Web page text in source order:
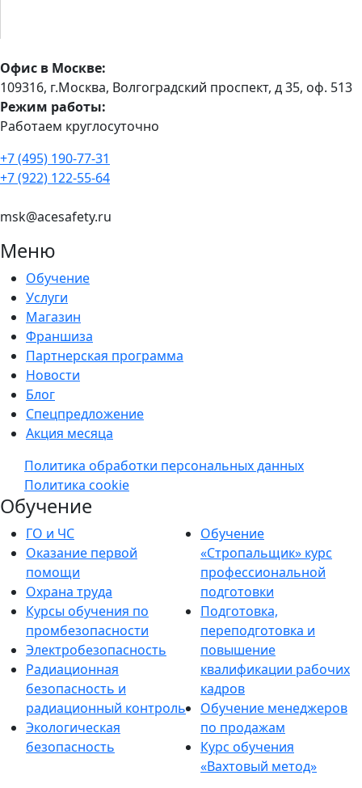
Офис в Москве:
109316, г.Москва, Волгоградский проспект, д 35, оф. 513
Режим работы:
Работаем круглосуточно
+7 (495) 190-77-31
+7 (922) 122-55-64
msk@acesafety.ru
Меню
Обучение
Услуги
Магазин
Франшиза
Партнерская программа
Новости
Блог
Спецпредложение
Акция месяца
Политика обработки персональных данных
Политика cookie
Обучение
ГО и ЧС
Оказание первой
помощи
Охрана труда
Курсы обучения по
промбезопасности
Электробезопасность
Радиационная
безопасность и
радиационный контроль
Экологическая
безопасность
Обучение
«Стропальщик» курс
профессиональной
подготовки
Подготовка,
переподготовка и
повышение
квалификации рабочих
кадров
Обучение менеджеров
по продажам
Курс обучения
«Вахтовый метод»